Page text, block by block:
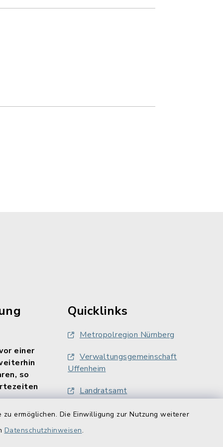
ermöglichen. Die Einwilligung zur Nutzung weiterer
Datenschutzhinweisen.
einer
so
gebucht
Quicklinks
Metropolregion Nürnberg
Verwaltungsgemeinschaft
Uffenheim
Landratsamt
Finanzamt Uffenheim
LAG Südlicher Steigerwald